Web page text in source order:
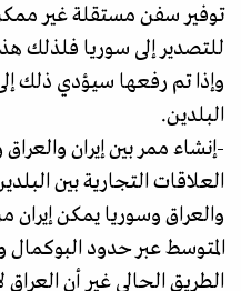
توفير سفن مستقلة غير
للتصدير إلى سوريا فلذلك
وإذا تم رفعها سيؤدي ذلك
البلدين.
-إنشاء ممر بين إيران
العلاقات التجارية بين
والعراق وسوريا يمكن إيران
المتوسط عبر حدود
الطريق الحالي غير أن